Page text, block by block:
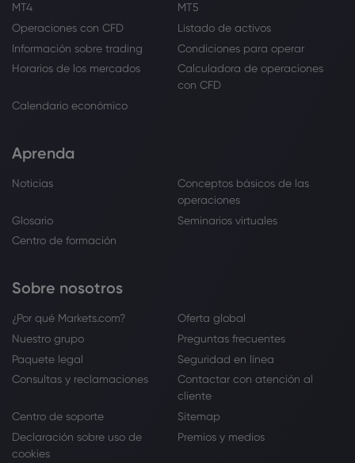
MT4
MT5
Operaciones con CFD
Listado de activos
Información sobre trading
Condiciones para operar
Horarios de los mercados
Calculadora de operaciones
con CFD
Calendario económico
Aprenda
Noticias
Conceptos básicos de las
operaciones
Glosario
Seminarios virtuales
Centro de formación
Sobre nosotros
¿Por qué Markets.com?
Oferta global
Nuestro grupo
Preguntas frecuentes
Paquete legal
Seguridad en línea
Consultas y reclamaciones
Contactar con atención al
cliente
Centro de soporte
Sitemap
Declaración sobre uso de
cookies
Premios y medios